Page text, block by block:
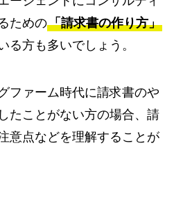
ための「請求書の作り方」
る方も多いでしょう。
ファーム時代に請求書のや
たことがない方の場合、請
意点などを理解することが